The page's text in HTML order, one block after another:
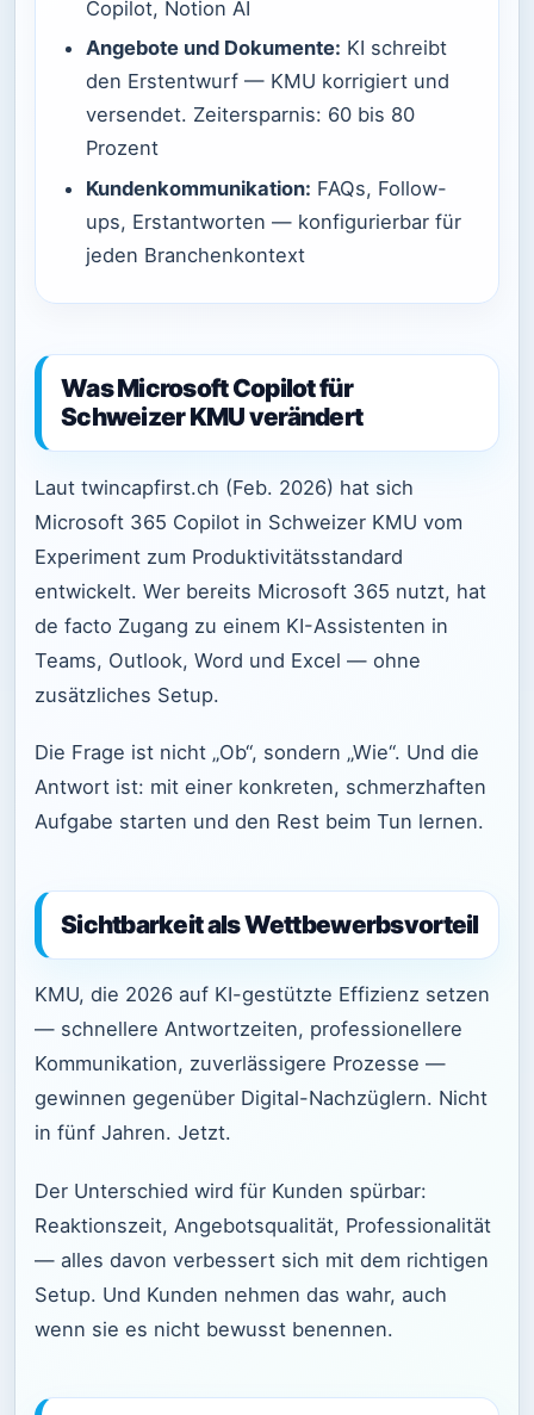
Copilot, Notion AI
Angebote und Dokumente: KI schreibt
den Erstentwurf — KMU korrigiert und
versendet. Zeitersparnis: 60 bis 80
Prozent
Kundenkommunikation: FAQs, Follow-
ups, Erstantworten — konfigurierbar für
jeden Branchenkontext
Was Microsoft Copilot für
Schweizer KMU verändert
Laut twincapfirst.ch (Feb. 2026) hat sich
Microsoft 365 Copilot in Schweizer KMU vom
Experiment zum Produktivitätsstandard
entwickelt. Wer bereits Microsoft 365 nutzt, hat
de facto Zugang zu einem KI-Assistenten in
Teams, Outlook, Word und Excel — ohne
zusätzliches Setup.
Die Frage ist nicht „Ob“, sondern „Wie“. Und die
Antwort ist: mit einer konkreten, schmerzhaften
Aufgabe starten und den Rest beim Tun lernen.
Sichtbarkeit als Wettbewerbsvorteil
KMU, die 2026 auf KI-gestützte Effizienz setzen
— schnellere Antwortzeiten, professionellere
Kommunikation, zuverlässigere Prozesse —
gewinnen gegenüber Digital-Nachzüglern. Nicht
in fünf Jahren. Jetzt.
Der Unterschied wird für Kunden spürbar:
Reaktionszeit, Angebotsqualität, Professionalität
— alles davon verbessert sich mit dem richtigen
Setup. Und Kunden nehmen das wahr, auch
wenn sie es nicht bewusst benennen.